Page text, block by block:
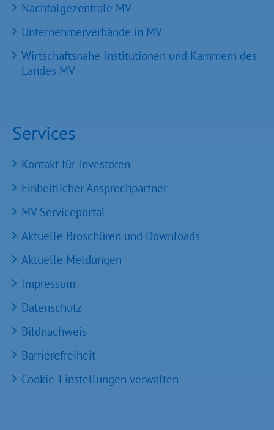
Nachfolgezentrale MV
Unternehmerverbände in MV
Wirtschaftsnahe Institutionen und Kammern des
Landes MV
Services
Kontakt für Investoren
Einheitlicher Ansprechpartner
MV Serviceportal
Aktuelle Broschüren und Downloads
Aktuelle Meldungen
Impressum
Datenschutz
Bildnachweis
Barrierefreiheit
Cookie-Einstellungen verwalten